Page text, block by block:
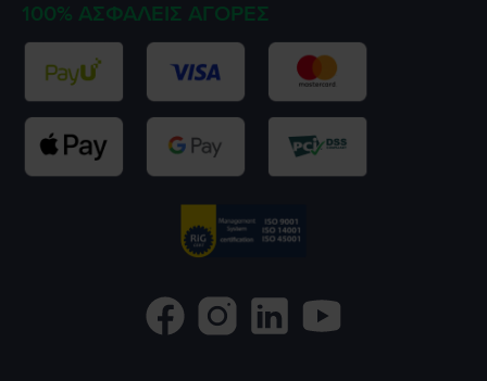
100% ΑΣΦΑΛΕΊΣ ΑΓΟΡΈΣ